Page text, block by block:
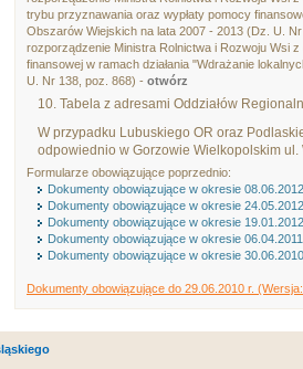
trybu przyznawania oraz wypłaty pomocy
Obszarów Wiejskich na lata 2007 - 2013 (Dz. U.
rozporządzenie Ministra Rolnictwa i Rozwoju Wsi
finansowej w ramach działania "Wdrażanie
U. Nr 138, poz. 868) - otwórz
10. Tabela z adresami Oddziałów
W przypadku Lubuskiego OR oraz
odpowiednio w Gorzowie Wielkopolskim
Formularze obowiązujące poprzednio:
Dokumenty obowiązujące w okresie
Dokumenty obowiązujące w okresie
Dokumenty obowiązujące w okresie
Dokumenty obowiązujące w okresie
Dokumenty obowiązujące w okresie
Dokumenty obowiązujące do 29.06.2010 r.